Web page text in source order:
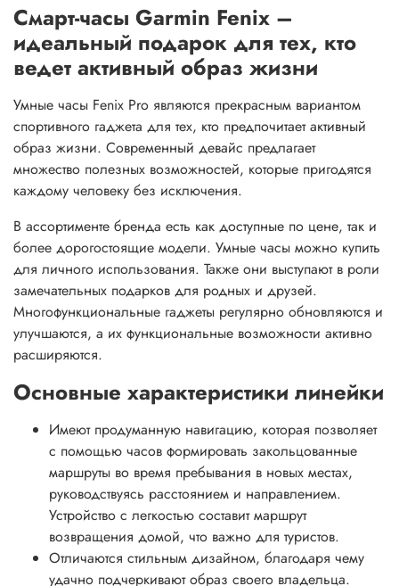
Смарт-часы Garmin Fenix –
идеальный подарок для тех, кто
ведет активный образ жизни
Умные часы Fenix Pro являются прекрасным вариантом
спортивного гаджета для тех, кто предпочитает активный
образ жизни. Современный девайс предлагает
множество полезных возможностей, которые пригодятся
каждому человеку без исключения.
В ассортименте бренда есть как доступные по цене, так и
более дорогостоящие модели. Умные часы можно купить
для личного использования. Также они выступают в роли
замечательных подарков для родных и друзей.
Многофункциональные гаджеты регулярно обновляются и
улучшаются, а их функциональные возможности активно
расширяются.
Основные характеристики линейки
Имеют продуманную навигацию, которая позволяет
с помощью часов формировать закольцованные
маршруты во время пребывания в новых местах,
руководствуясь расстоянием и направлением.
Устройство с легкостью составит маршрут
возвращения домой, что важно для туристов.
Отличаются стильным дизайном, благодаря чему
удачно подчеркивают образ своего владельца.